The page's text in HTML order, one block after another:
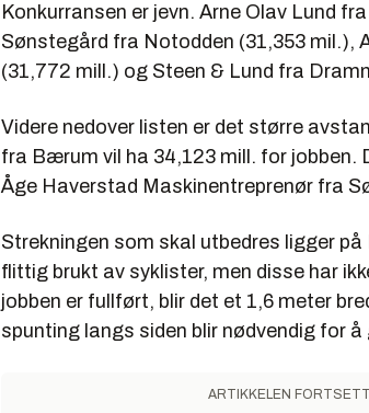
Konkurransen er jevn. Arne Olav Lund
Sønstegård fra Notodden (31,353 mil.),
(31,772 mill.) og Steen & Lund fra
Videre nedover listen er det større
fra Bærum vil ha 34,123 mill. for jobben.
Åge Haverstad Maskinentreprenør fra
Strekningen som skal utbedres ligger
flittig brukt av syklister, men disse har
jobben er fullført, blir det et 1,6 meter
spunting langs siden blir nødvendig for
ARTIKKELEN